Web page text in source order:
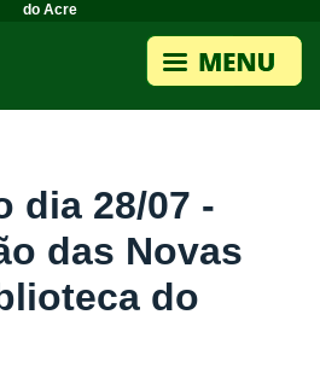
do Acre
dia 28/07 -
das Novas
do